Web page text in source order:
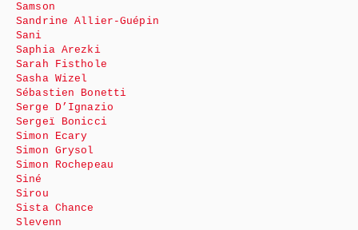
Samson
Sandrine Allier-Guépin
Sani
Saphia Arezki
Sarah Fisthole
Sasha Wizel
Sébastien Bonetti
Serge D’Ignazio
Sergeï Bonicci
Simon Ecary
Simon Grysol
Simon Rochepeau
Siné
Sirou
Sista Chance
Slevenn